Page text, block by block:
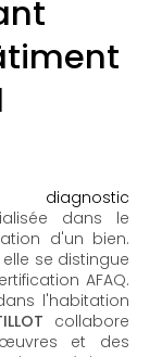
dans le
d'un bien.
se distingue
AFAQ.
l'habitation
collabore
et des